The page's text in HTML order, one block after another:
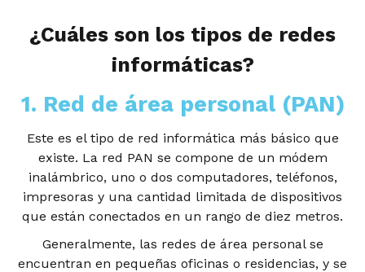
¿Cuáles son los tipos de redes
informáticas?
1. Red de área personal (PAN)
Este es el tipo de red informática más básico que
existe. La red PAN se compone de un módem
inalámbrico, uno o dos computadores, teléfonos,
impresoras y una cantidad limitada de dispositivos
que están conectados en un rango de diez metros.
Generalmente, las redes de área personal se
encuentran en pequeñas oficinas o residencias, y se